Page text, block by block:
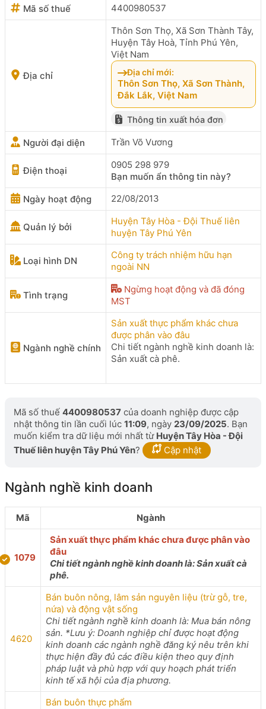
Mã số thuế
4400980537
Địa chỉ
Thôn Sơn Thọ, Xã Sơn Thành Tây,
Huyện Tây Hoà, Tỉnh Phú Yên,
Việt Nam
Địa chỉ mới:
Thôn Sơn Thọ, Xã Sơn Thành,
Đắk Lắk, Việt Nam
Thông tin xuất hóa đơn
Người đại diện Trần Võ Vương
Điện thoại
0905 298 979
Bạn muốn ẩn thông tin này?
Ngày hoạt động
22/08/2013
Quản lý bởi
Huyện Tây Hòa - Đội Thuế liên
huyện Tây Phú Yên
Loại hình DN
Công ty trách nhiệm hữu hạn
ngoài NN
Tình trạng
Ngừng hoạt động và đã đóng
MST
Ngành nghề chính
Sản xuất thực phẩm khác chưa
được phân vào đâu
Chi tiết ngành nghề kinh doanh là:
Sản xuất cà phê.
Mã số thuế 4400980537 của doanh nghiệp được cập
nhật thông tin lần cuối lúc 11:09, ngày 23/09/2025. Bạn
muốn kiểm tra dữ liệu mới nhất từ Huyện Tây Hòa - Đội
Thuế liên huyện Tây Phú Yên? Cập nhật
Ngành nghề kinh doanh
Mã Ngành
1079
Sản xuất thực phẩm khác chưa được phân vào
đâu
Chi tiết ngành nghề kinh doanh là: Sản xuất cà
phê.
4620
Bán buôn nông, lâm sản nguyên liệu (trừ gỗ, tre,
nứa) và động vật sống
Chi tiết ngành nghề kinh doanh là: Mua bán nông
sản. *Lưu ý: Doanh nghiệp chỉ được hoạt động
kinh doanh các ngành nghề đăng ký nêu trên khi
thực hiện đầy đủ các điều kiện theo quy định
pháp luật và phù hợp với quy hoạch phát triển
kinh tế xã hội của địa phương.
Bán buôn thực phẩm